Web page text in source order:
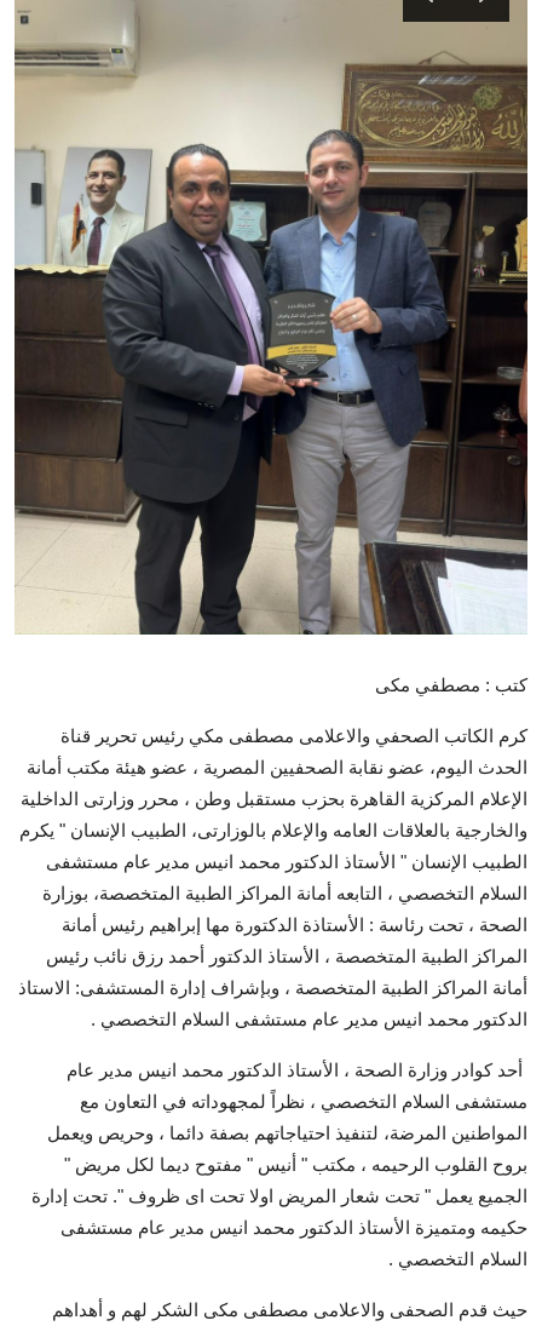
الفن
رياضة
تكنولوجيا
مقالات
Arabic
كتب : مصطفي مكى
كرم الكاتب الصحفي والاعلامى مصطفى مكي رئيس تحرير قناة
الحدث اليوم، عضو نقابة الصحفيين المصرية ، عضو هيئة مكتب أمانة
الإعلام المركزية القاهرة بحزب مستقبل وطن ، محرر وزارتى الداخلية
والخارجية بالعلاقات العامه والإعلام بالوزارتى، الطبيب الإنسان " يكرم
الطبيب الإنسان " الأستاذ الدكتور محمد انيس مدير عام مستشفى
السلام التخصصي ، التابعه أمانة المراكز الطبية المتخصصة، بوزارة
الصحة ، تحت رئاسة : الأستاذة الدكتورة مها إبراهيم رئيس أمانة
المراكز الطبية المتخصصة ، الأستاذ الدكتور أحمد رزق نائب رئيس
أمانة المراكز الطبية المتخصصة ، وبإشراف إدارة المستشفى: الاستاذ
الدكتور محمد انيس مدير عام مستشفى السلام التخصصي .
أحد كوادر وزارة الصحة ، الأستاذ الدكتور محمد انيس مدير عام
مستشفى السلام التخصصي ، نظراً لمجهوداته في التعاون مع
المواطنين المرضة، لتنفيذ احتياجاتهم بصفة دائما ، وحريص ويعمل
بروح القلوب الرحيمه ، مكتب " أنيس " مفتوح ديما لكل مريض "
الجميع يعمل " تحت شعار المريض اولا تحت اى ظروف ". تحت إدارة
حكيمه ومتميزة الأستاذ الدكتور محمد انيس مدير عام مستشفى
السلام التخصصي .
حيث قدم الصحفى والاعلامى مصطفى مكى الشكر لهم و أهداهم